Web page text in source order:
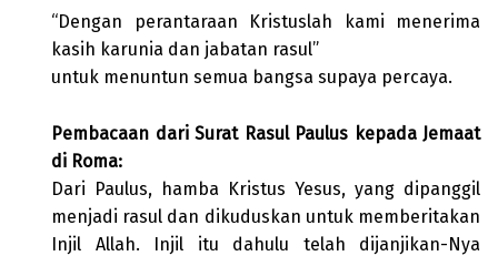
“Dengan perantaraan Kristuslah kami menerima
kasih karunia dan jabatan rasul”
untuk menuntun semua bangsa supaya percaya.
Pembacaan dari Surat Rasul Paulus kepada Jemaat
di Roma:
Dari Paulus, hamba Kristus Yesus, yang dipanggil
menjadi rasul dan dikuduskan untuk memberitakan
Injil Allah. Injil itu dahulu telah dijanjikan-Nya